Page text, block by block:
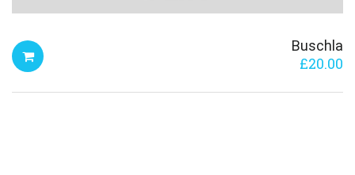
Buschla
£20.00